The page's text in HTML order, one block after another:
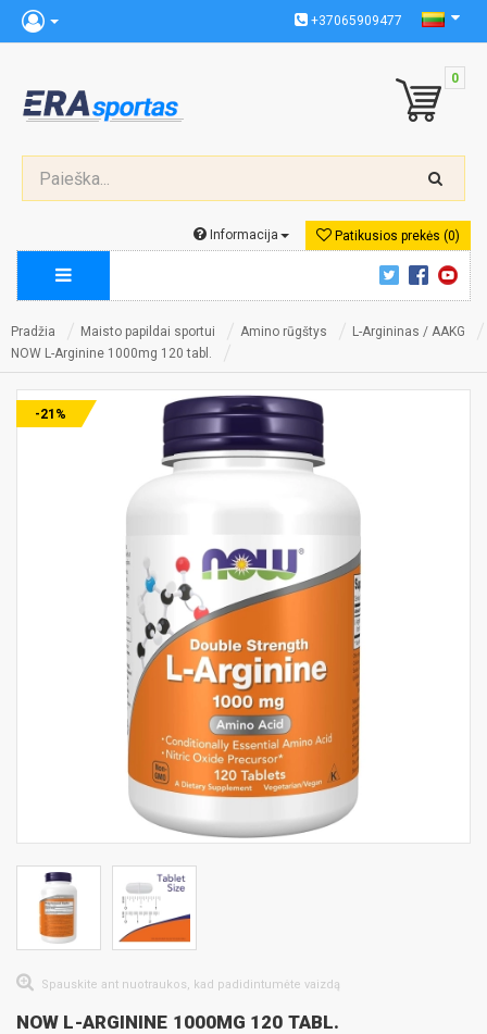
+37065909477
0
Patikusios prekės (0)
Informacija
Pradžia Maisto papildai sportui Amino rūgštys
L-Argininas / AAKG
NOW L-Arginine 1000mg 120 tabl.
-21%
Spauskite ant nuotraukos, kad padidintumėte vaizdą
NOW L-ARGININE 1000MG 120 TABL.